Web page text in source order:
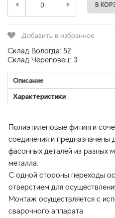
В
Добавить в избранное
Склад Вологда: 52
Склад Череповец: 3
Описание
Характеристики
Полиэтиленовые фитинги
соединения и предназначены
фасонных деталей из разных
металла.
С одной стороны переходы
отверстием для
Монтаж осуществляется с
сварочного аппарата.